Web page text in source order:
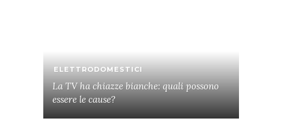
ELETTRODOMESTICI
La TV ha chiazze bianche: quali possono
essere le cause?